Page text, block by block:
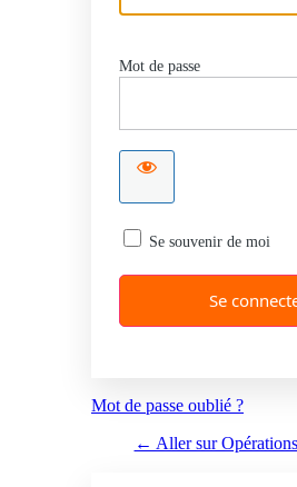
Mot de passe
Se souvenir de moi
Mot de passe oublié ?
← Aller sur